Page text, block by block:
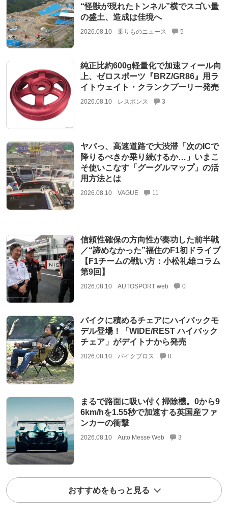
“怪獣が現れたトンネル”横でスゴい量
の盛土、造成は佳境へ
2026.08.10 乗りものニュース 5
純正比約600g軽量化で加速フィール向
上、ゼロスポーツ『BRZ/GR86』用ラ
イトウェイト・クランクプーリー発売
2026.08.10 レスポンス 3
ヤバっ、高速道路で大渋滞「次のICで
降りるべきか乗り続けるか…」いまこ
そ使いこなす「グーグルマップ」の活
用方法とは
2026.08.10 VAGUE 11
信頼性確保の方向性が奏功した前半戦
／“諦めなかった”福住のF1初ドライブ
【F1チームの戦い方：小松礼雄コラム
第9回】
2026.08.10 AUTOSPORT web 0
バイクに積めるチェアにハイバックモ
デル登場！「WIDE/REST ハイバック
チェア」がデイトナから発売
2026.08.10 バイクブロス 0
まるで路面に吸い付く掃除機。0から9
6km/hを1.55秒で加速する英国産ファ
ンカーの衝撃
2026.08.10 Auto Messe Web 3
おすすめをもっと見る